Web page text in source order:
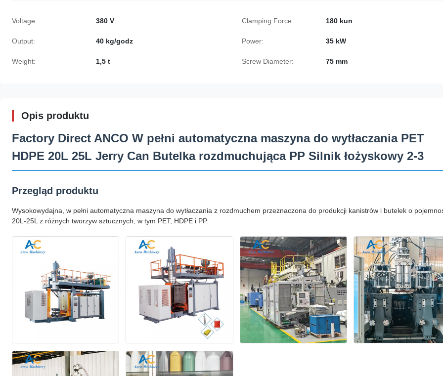
Voltage: 380 V Clamping Force: 180 kun
Output: 40 kg/godz Power: 35 kW
Weight: 1,5 t Screw Diameter: 75 mm
Opis produktu
Factory Direct ANCO W pełni automatyczna maszyna do wytłaczania PET
HDPE 20L 25L Jerry Can Butelka rozdmuchująca PP Silnik łożyskowy 2-3
Przegląd produktu
Wysokowydajna, w pełni automatyczna maszyna do wytłaczania z rozdmuchem przeznaczona do produkcji kanistrów i butelek o
20L-25L z różnych tworzyw sztucznych, w tym PET, HDPE i PP.